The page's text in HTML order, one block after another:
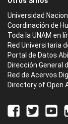
Universidad
Coordinación de
Toda la UNAM en
Red Universitaria
Portal de Datos
Dirección General
Red de Acervos
Directory of Open